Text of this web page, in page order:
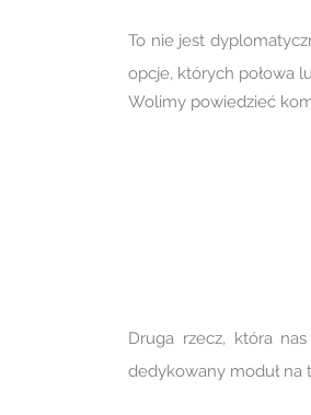
To nie jest
opcje, których połowa
Wolimy powiedzieć
Druga rzecz, która
dedykowany moduł na